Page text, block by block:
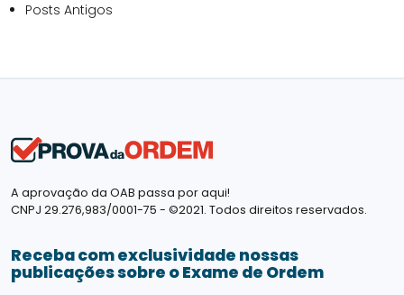
Posts Antigos
A aprovação da OAB passa por aqui!
CNPJ 29.276,983/0001-75 - ©2021. Todos direitos reservados.
Receba com exclusividade nossas
publicações sobre o Exame de Ordem